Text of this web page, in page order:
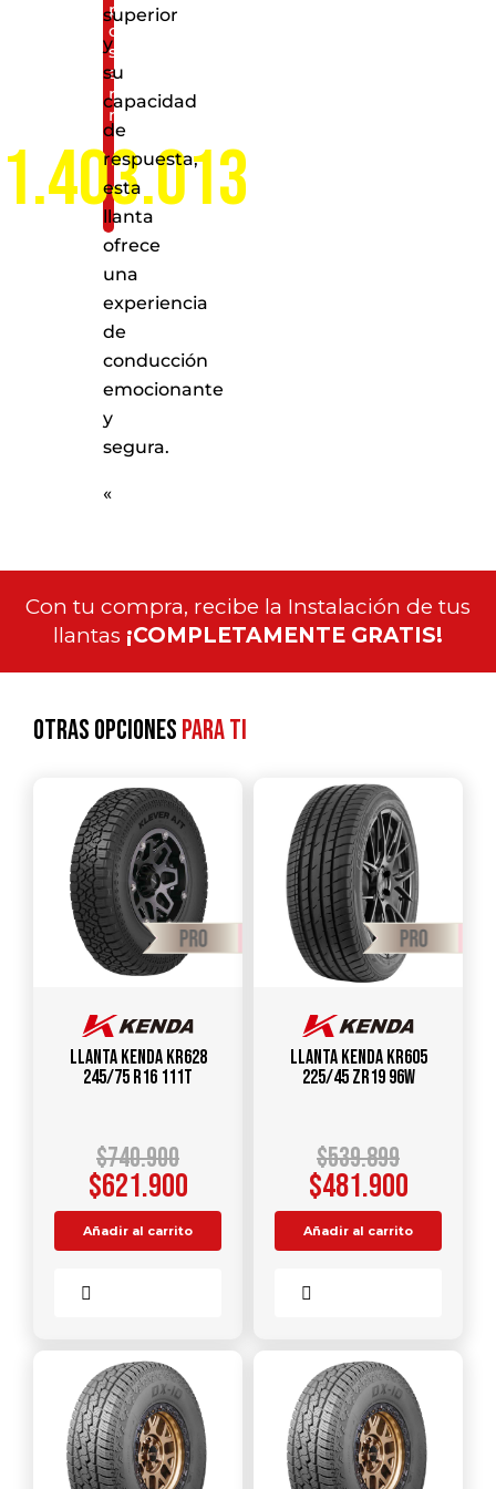
puntos
de
servicio
a
nivel
nacional
superior
y
su
capacidad
de
respuesta,
esta
llanta
ofrece
una
experiencia
de
conducción
emocionante
y
segura.
«
Con tu compra, recibe la Instalación de tus
llantas ¡COMPLETAMENTE GRATIS!
Otras opcionespara ti
Llanta KENDA KR628
245/75 R16 111T
$740.900
$621.900
Añadir al carrito
Llanta KENDA KR605
225/45 ZR19 96W
$539.899
$481.900
Añadir al carrito